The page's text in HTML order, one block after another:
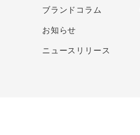
ブランドコラム
お知らせ
ニュースリリース